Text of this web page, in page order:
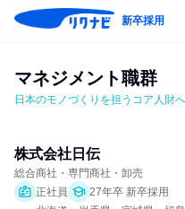
新卒採用
マネジメント職群
日本のモノづくりを担うコア人財へ
株式会社日伝
総合商社・専門商社・卸売
正社員
27年卒 新卒採用